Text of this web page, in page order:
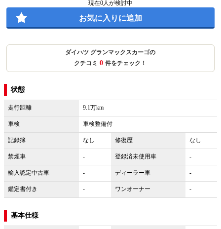
現在0人が検討中
お気に入りに追加
ダイハツ グランマックスカーゴの
クチコミ 0 件をチェック！
状態
走行距離 9.1万km
車検 車検整備付
記録簿 なし 修復歴 なし
禁煙車 - 登録済未使用車 -
輸入認定中古車 - ディーラー車 -
鑑定書付き - ワンオーナー -
基本仕様